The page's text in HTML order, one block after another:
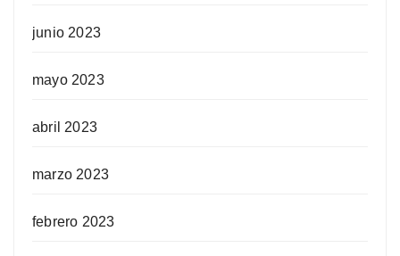
junio 2023
mayo 2023
abril 2023
marzo 2023
febrero 2023